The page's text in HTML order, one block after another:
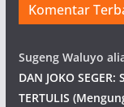
Komentar
Sugeng Waluyo
DAN JOKO SEGER:
TERTULIS